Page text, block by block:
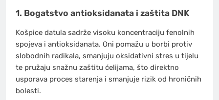
1. Bogatstvo antioksidanata i zaštita DNK
Košpice datula sadrže visoku koncentraciju fenolnih
spojeva i antioksidanata. Oni pomažu u borbi protiv
slobodnih radikala, smanjuju oksidativni stres u tijelu
te pružaju snažnu zaštitu ćelijama, što direktno
usporava proces starenja i smanjuje rizik od hroničnih
bolesti.